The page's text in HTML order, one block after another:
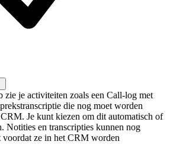
je activiteiten zoals een Call-log met
die nog moet worden
Je kunt kiezen om dit automatisch of
Notities en transcripties kunnen nog
voordat ze in het CRM worden